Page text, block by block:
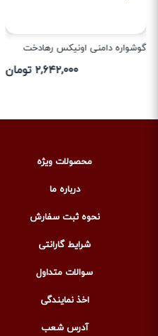
گوشواره دامنی اونیکس رهادخت
۲,۶۴۲,۰۰۰ تومان
محصولات ویژه
درباره ما
نحوه ثبت سفارش
شرایط گارانتی
سوالات متداول
اخذ نمایندگی
آدرس شعب